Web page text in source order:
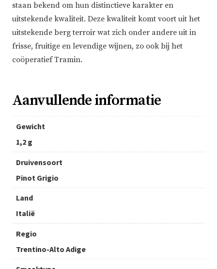
staan bekend om hun distinctieve karakter en
uitstekende kwaliteit. Deze kwaliteit komt voort uit het
uitstekende berg terroir wat zich onder andere uit in
frisse, fruitige en levendige wijnen, zo ook bij het
coöperatief Tramin.
Aanvullende informatie
Gewicht
1,2 g
Druivensoort
Pinot Grigio
Land
Italië
Regio
Trentino-Alto Adige